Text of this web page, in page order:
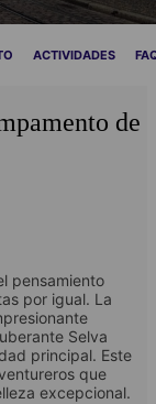
ACTIVIDADES
de
pensamiento
por igual. La
Selva
principal. Este
que
excepcional.